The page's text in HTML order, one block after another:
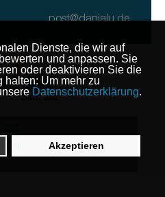
post@danialu.de